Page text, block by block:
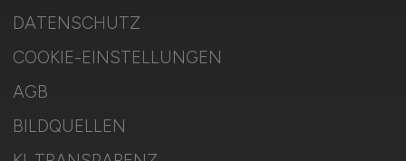
DATENSCHUTZ
COOKIE-EINSTELLUNGEN
AGB
BILDQUELLEN